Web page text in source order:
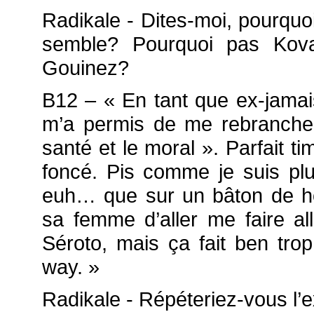
Radikale - Dites-moi,
semble? Pourquoi pas
Gouinez?
B12 – « En tant que ex-
m’a permis de me
santé et le moral ». Parfait
foncé. Pis comme je suis
euh… que sur un bâton de
sa femme d’aller me faire
Séroto, mais ça fait ben
way. »
Radikale - Répéteriez-vous